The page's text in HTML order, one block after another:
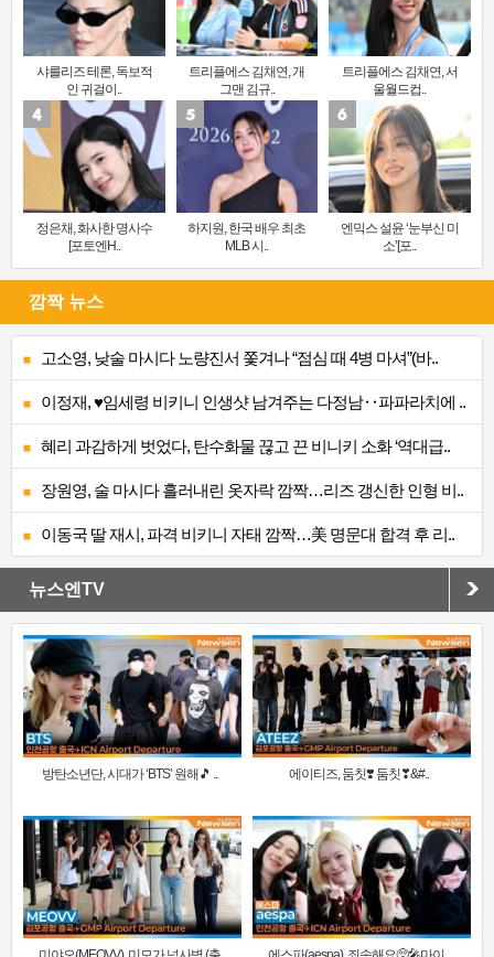
샤를리즈 테론, 독보적
인 귀걸이..
트리플에스 김채연, 개
그맨 김규..
트리플에스 김채연, 서
울월드컵..
정은채, 화사한 명사수
[포토엔H..
하지원, 한국 배우 최초
MLB 시..
엔믹스 설윤 ‘눈부신 미
소’[포..
깜짝 뉴스
고소영, 낮술 마시다 노량진서 쫓겨나 “점심 때 4병 마셔”(바..
이정재, ♥임세령 비키니 인생샷 남겨주는 다정남‥파파라치에 ..
혜리 과감하게 벗었다, 탄수화물 끊고 끈 비니키 소화 ‘역대급..
장원영, 술 마시다 흘러내린 옷자락 깜짝…리즈 갱신한 인형 비..
이동국 딸 재시, 파격 비키니 자태 깜짝…美 명문대 합격 후 리..
뉴스엔TV
방탄소년단, 시대가 ‘BTS’ 원해🎵 .. 에이티즈, 둠칫❣️ 둠칫❣&#..